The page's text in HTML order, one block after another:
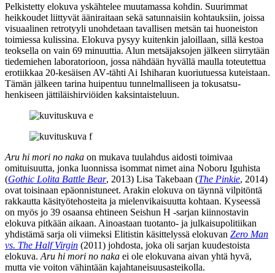
Pelkistetty elokuva yskähtelee muutamassa kohdin. Suurimmat
heikkoudet liittyvät ääniraitaan sekä satunnaisiin kohtauksiin, joissa
visuaalinen retrotyyli unohdetaan tavallisen metsän tai huoneiston
toimiessa kulissina. Elokuva pysyy kuitenkin jaloillaan, sillä kestoa
teoksella on vain 69 minuuttia. Alun metsäjaksojen jälkeen siirrytään
tiedemiehen laboratorioon, jossa nähdään hyvällä maulla toteutettua
erotiikkaa 20‑kesäisen AV‑tähti Ai Ishiharan kuoriutuessa kuteistaan.
Tämän jälkeen tarina huipentuu tunnelmalliseen ja tokusatsu-
henkiseen jättiläishirviöiden kaksintaisteluun.
Aru hi mori no naka on mukava tuulahdus aidosti toimivaa
omituisuutta, jonka luonnissa isommat nimet aina Noboru Iguhista
(Gothic Lolita Battle Bear, 2013) Lisa Takebaan (The Pinkie, 2014)
ovat toisinaan epäonnistuneet. Arakin elokuva on täynnä vilpitöntä
rakkautta käsityötehosteita ja mielenvikaisuutta kohtaan. Kyseessä
on myös jo 39 osaansa ehtineen Seishun H ‑sarjan kiinnostavin
elokuva pitkään aikaan. Ainoastaan tuotanto‑ ja julkaisupolitiikan
yhdistämä sarja oli viimeksi Elitistin käsittelyssä elokuvan Zero Man
vs. The Half Virgin (2011) johdosta, joka oli sarjan kuudestoista
elokuva. Aru hi mori no naka ei ole elokuvana aivan yhtä hyvä,
mutta vie voiton vähintään kajahtaneisuusasteikolla.